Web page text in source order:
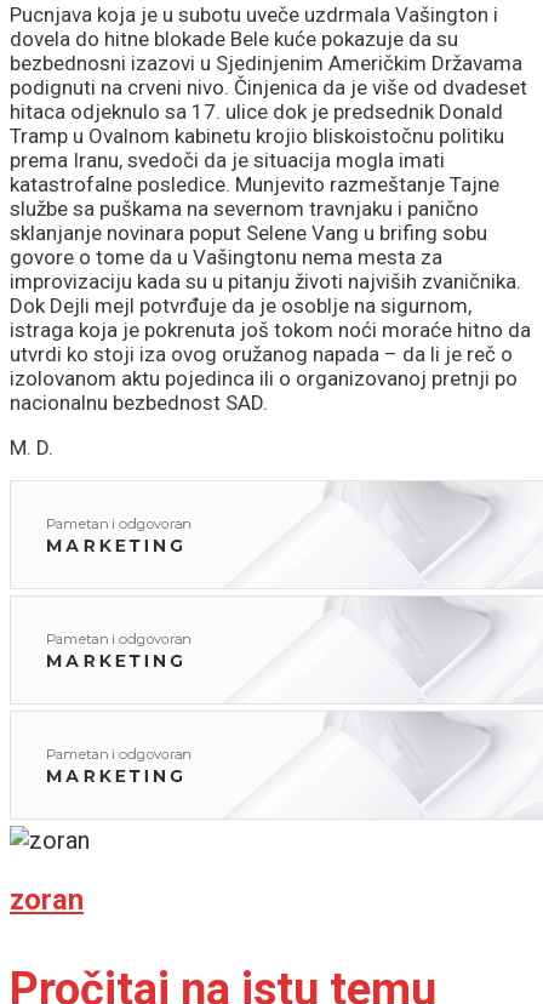
Pucnjava koja je u subotu uveče uzdrmala Vašington i
dovela do hitne blokade Bele kuće pokazuje da su
bezbednosni izazovi u Sjedinjenim Američkim Državama
podignuti na crveni nivo. Činjenica da je više od dvadeset
hitaca odjeknulo sa 17. ulice dok je predsednik Donald
Tramp u Ovalnom kabinetu krojio bliskoistočnu politiku
prema Iranu, svedoči da je situacija mogla imati
katastrofalne posledice. Munjevito razmeštanje Tajne
službe sa puškama na severnom travnjaku i panično
sklanjanje novinara poput Selene Vang u brifing sobu
govore o tome da u Vašingtonu nema mesta za
improvizaciju kada su u pitanju životi najviših zvaničnika.
Dok Dejli mejl potvrđuje da je osoblje na sigurnom,
istraga koja je pokrenuta još tokom noći moraće hitno da
utvrdi ko stoji iza ovog oružanog napada – da li je reč o
izolovanom aktu pojedinca ili o organizovanoj pretnji po
nacionalnu bezbednost SAD.
M. D.
zoran
Pročitaj na istu temu